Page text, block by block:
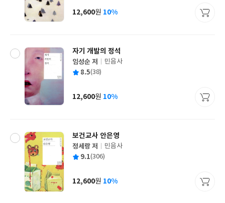
사
가
12,600원 10%
자기 개발의 정석
글
쓴
임성순 저
출
사
민음사
평 8.5(38)
가
12,600원 10%
보건교사 안은영
글
쓴
정세랑 저
출
사
민음사
평 9.1(306)
가
12,600원 10%